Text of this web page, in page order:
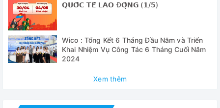
✅ Hệ thống điều khiển Jog-Dail và nút điều khiển cảm ứng,
màn hình hiển thị LCD chức năng nền sáng
✅ Điều khiển từ xa, cổng kết nối RS232C kết nối với máy
tính
𝗤𝗨𝗢̂́𝗖 𝗧𝗘̂́ 𝗟𝗔𝗢 Đ𝗢̣̂𝗡𝗚 (𝟭/𝟱)
Wico : Tổng Kết 6 Tháng Đầu Năm và Triển
Khai Nhiệm Vụ Công Tác 6 Tháng Cuối Năm
2024
Xem thêm